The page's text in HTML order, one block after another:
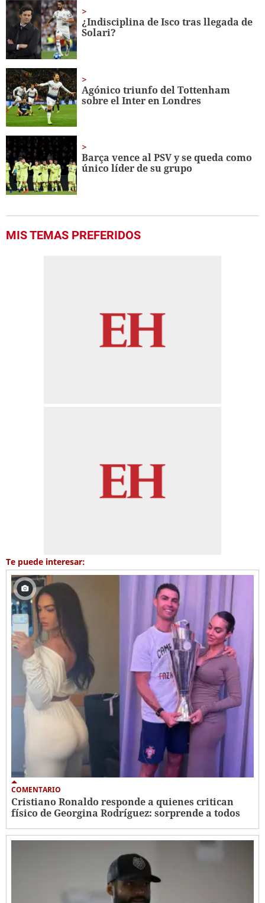
1
minute,
56
seconds
¿Indisciplina de Isco tras llegada de
Solari?
Agónico triunfo del Tottenham
sobre el Inter en Londres
Barça vence al PSV y se queda como
único líder de su grupo
MIS TEMAS PREFERIDOS
Te puede interesar:
COMENTARIO
Cristiano Ronaldo responde a quienes critican
físico de Georgina Rodríguez: sorprende a todos